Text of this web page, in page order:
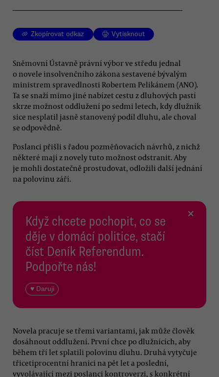
Zkopírovat odkaz Vytisknout
Sněmovní Ústavně právní výbor ve středu jednal
o novele insolvenčního zákona sestavené bývalým
ministrem spravedlnosti Robertem Pelikánem (ANO).
Ta se snaží mimo jiné nabízet cestu z dluhových pastí
skrze možnost oddlužení po sedmi letech, kdy dlužník
sice nesplatil jasně stanovený podíl dluhu, ale choval
se odpovědně.
Poslanci přišli s řadou pozměňovacích návrhů, z nichž
některé mají z novely tuto možnost odstranit. Aby
je mohli dostatečně prostudovat, odložili další jednání
na polovinu září.
Když chcete pochopit, co se
děje v domácí politice, stačí
číst Deník Referendum.
Podpořte nás!
♥ Daruji
×
Novela pracuje se třemi variantami, jak může člověk
dosáhnout oddlužení. První chce po dlužnících, aby
během tří let splatili polovinu dluhu. Druhá vytyčuje
třicetiprocentní hranici na pět let a poslední,
vyvolávající mezi poslanci kontroverzi, s konkrétní